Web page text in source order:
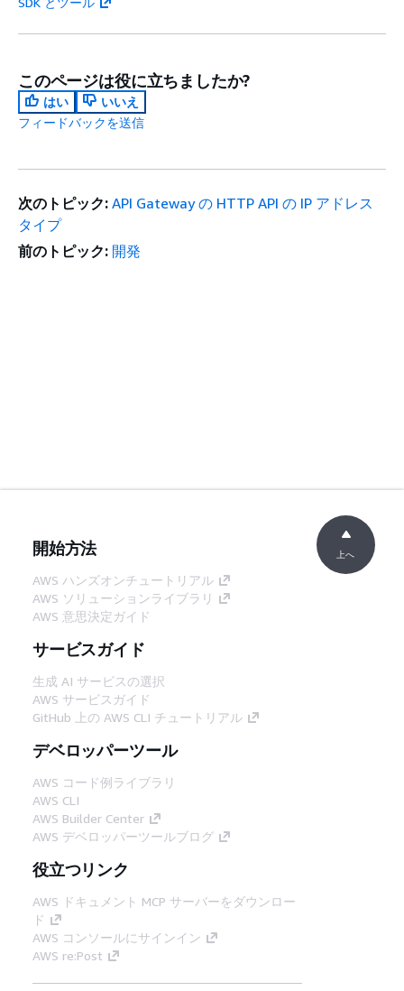
このページは役に立ちましたか?
はい
いいえ
フィードバックを送信
次のトピック: API Gateway の HTTP API の IP アドレス
タイプ
前のトピック: 開発
開始方法
AWS ハンズオンチュートリアル
AWS ソリューションライブラリ
AWS 意思決定ガイド
サービスガイド
生成 AI サービスの選択
AWS サービスガイド
GitHub 上の AWS CLI チュートリアル
デベロッパーツール
AWS コード例ライブラリ
AWS CLI
AWS Builder Center
AWS デベロッパーツールブログ
役立つリンク
AWS ドキュメント MCP サーバーをダウンロー
ド
AWS コンソールにサインイン
AWS re:Post
上へ